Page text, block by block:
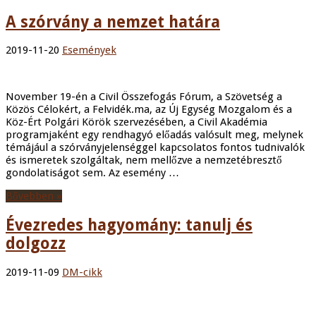
A szórvány a nemzet határa
2019-11-20 Események
November 19-én a Civil Összefogás Fórum, a Szövetség a
Közös Célokért, a Felvidék.ma, az Új Egység Mozgalom és a
Köz-Ért Polgári Körök szervezésében, a Civil Akadémia
programjaként egy rendhagyó előadás valósult meg, melynek
témájául a szórványjelenséggel kapcsolatos fontos tudnivalók
és ismeretek szolgáltak, nem mellőzve a nemzetébresztő
gondolatiságot sem. Az esemény …
Bővebben »
Évezredes hagyomány: tanulj és
dolgozz
2019-11-09 DM-cikk